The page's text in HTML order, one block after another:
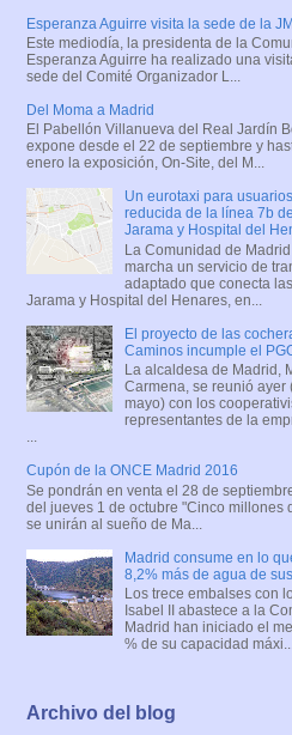
Esperanza Aguirre visita la sede de la
Este mediodía, la presidenta de la
Esperanza Aguirre ha realizado una
sede del Comité Organizador L...
Del Moma a Madrid
El Pabellón Villanueva del Real Jardín
expone desde el 22 de septiembre y
enero la exposición, On-Site, del M...
Un eurotaxi para
reducida de la línea 7b
Jarama y Hospital del
La Comunidad de
marcha un servicio de
adaptado que conecta
Jarama y Hospital del Henares, en...
El proyecto de las
Caminos incumple el
La alcaldesa de Madrid,
Carmena, se reunió ayer
mayo) con los
representantes de la
...
Cupón de la ONCE Madrid 2016
Se pondrán en venta el 28 de
del jueves 1 de octubre "Cinco millones
se unirán al sueño de Ma...
Madrid consume en lo
8,2% más de agua de
Los trece embalses con
Isabel II abastece a la
Madrid han iniciado el
% de su capacidad
Archivo del blog